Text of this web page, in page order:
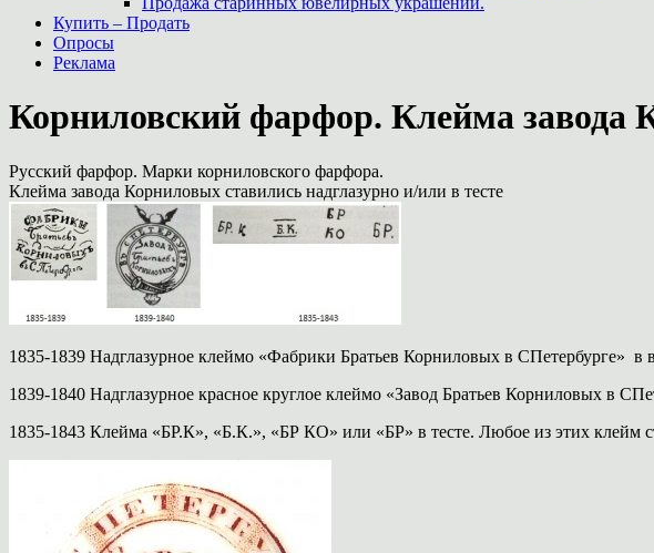
Купить – Продать
Опросы
Реклама
Корниловский фарфор. Клейма завода
Русский фарфор. Марки корниловского фарфора.
Клейма завода Корниловых ставились надглазурно и/или в тесте
1835-1839 Надглазурное клеймо «Фабрики Братьев Корниловых в СПетербурге» в
1839-1840 Надглазурное красное круглое клеймо «Завод Братьев Корниловых в
1835-1843 Клейма «БР.К», «Б.К.», «БР КО» или «БР» в тесте. Любое из этих клейм